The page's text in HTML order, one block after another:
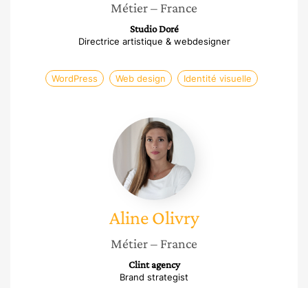
Métier– France
Studio Doré
Directrice artistique & webdesigner
WordPress Web design Identité visuelle
Aline
Olivry
Aline Olivry
Métier– France
Clint agency
Brand strategist